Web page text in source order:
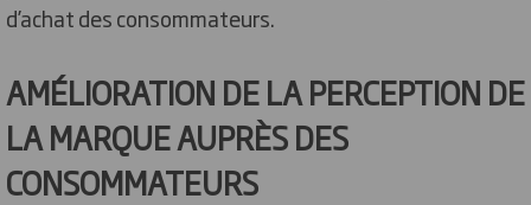
d’achat des consommateurs.
AMÉLIORATION DE LA PERCEPTION DE
LA MARQUE AUPRÈS DES
CONSOMMATEURS